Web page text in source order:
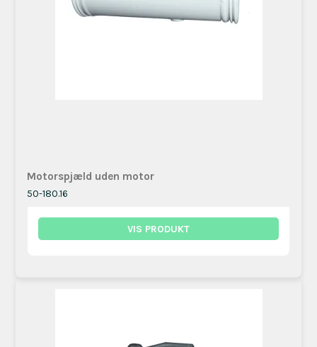
Motorspjæld uden motor
50-180.16
VIS PRODUKT